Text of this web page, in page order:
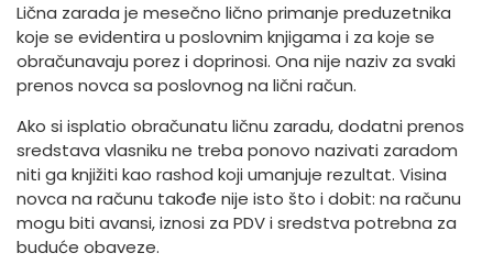
Lična zarada je mesečno lično primanje preduzetnika
koje se evidentira u poslovnim knjigama i za koje se
obračunavaju porez i doprinosi. Ona nije naziv za svaki
prenos novca sa poslovnog na lični račun.
Ako si isplatio obračunatu ličnu zaradu, dodatni prenos
sredstava vlasniku ne treba ponovo nazivati zaradom
niti ga knjižiti kao rashod koji umanjuje rezultat. Visina
novca na računu takođe nije isto što i dobit: na računu
mogu biti avansi, iznosi za PDV i sredstva potrebna za
buduće obaveze.